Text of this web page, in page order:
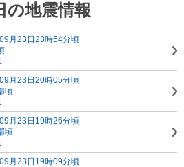
の地震情報
月23日23時54分頃
月23日20時05分頃
頃
月23日19時26分頃
頃
月23日19時09分頃